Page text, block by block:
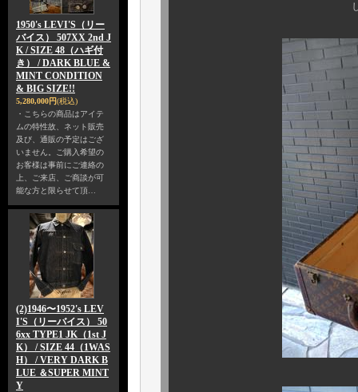
1950's LEVI'S（リー
バイス） 507XX 2nd J
K / SIZE 48（ハギ付
き） / DARK BLUE &
MINT CONDITION
& BIG SIZE!!
5,280,000円(税込)
・こちらの商品はアイテ
ムの特性故、ネット販売
及び、通販の予定はござ
いません。ご購入希望の
お客様は事前にご連絡の
上、ご来店、ご商談が可
能な方と限らせて頂…
(2)1946〜1952's LEV
I'S（リーバイス） 50
6xx TYPE1 JK（1st J
K） / SIZE 44（1WAS
H） / VERY DARK B
LUE ＆SUPER MINT
Y
しかも、ご覧の通